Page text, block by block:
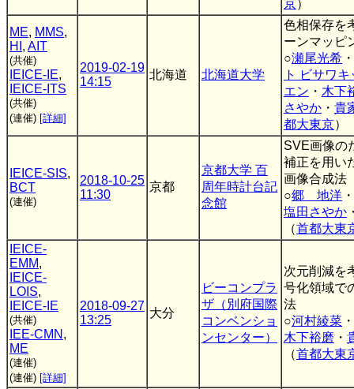
京）
ME, MMS,
HI , AIT
(共催)
IEICE-IE,
IEICE-ITS
(共催)
(連催) [詳細]
2019-02-19
14:15
北海道 北海道大学
色相保存を
ーンマッピ
○瀬尾光希 ・
ト ビサワ
エン ・ 木下
さやか ・ 貴
都大東京）
IEICE-SIS,
BCT
(連催)
2018-10-25
11:30
京都
京都大学 百
周年時計台記
念館
SVE画像の
補正を用い
画像合成法
○郷 地洋 ・
塩田さやか
（首都大東
IEICE-
EMM,
IEICE-
LOIS,
IEICE-IE
(共催)
IEE-CMN ,
ME
(連催)
(連催) [詳細]
2018-09-27
13:25
大分
ビーコンプラ
ザ（別府国際
コンベンショ
ンセンター）
次元削減を
号化領域で
法
○河村綾菜 ・
木下裕磨 ・
（首都大東